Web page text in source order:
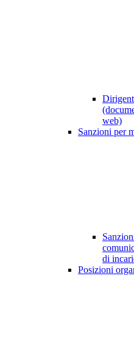
web)
Sanzioni per
di
Posizioni